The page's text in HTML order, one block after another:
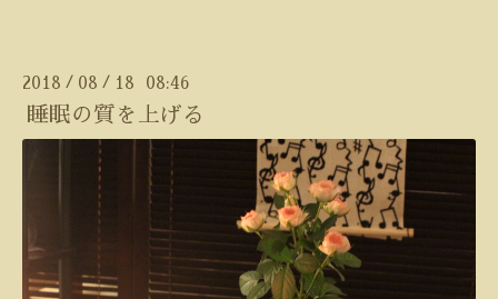
2018 / 08 / 18 08:46
睡眠の質を上げる